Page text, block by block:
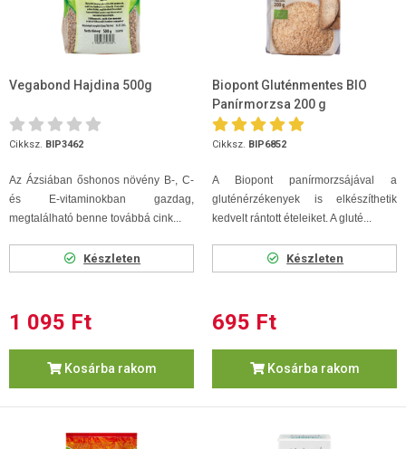
Vegabond Hajdina 500g
Cikksz. BIP3462
Az Ázsiában őshonos növény B-, C-
és E-vitaminokban gazdag,
megtalálható benne továbbá cink...
Készleten
1 095 Ft
Kosárba rakom
Biopont Gluténmentes BIO
Panírmorzsa 200 g
Cikksz. BIP6852
A Biopont panírmorzsájával a
gluténérzékenyek is elkészíthetik
kedvelt rántott ételeiket. A gluté...
Készleten
695 Ft
Kosárba rakom